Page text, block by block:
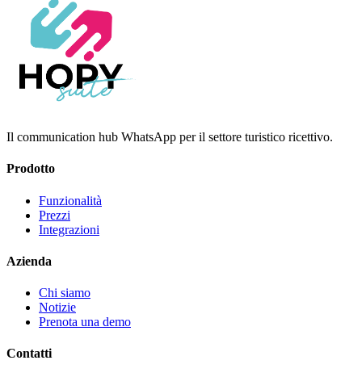
Il communication hub WhatsApp per il settore turistico ricettivo.
Prodotto
Funzionalità
Prezzi
Integrazioni
Azienda
Chi siamo
Notizie
Prenota una demo
Contatti